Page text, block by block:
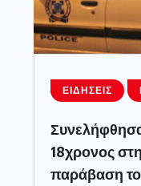
ΕΙΔΉΣΕΙΣ
18χρονος
παράβαση